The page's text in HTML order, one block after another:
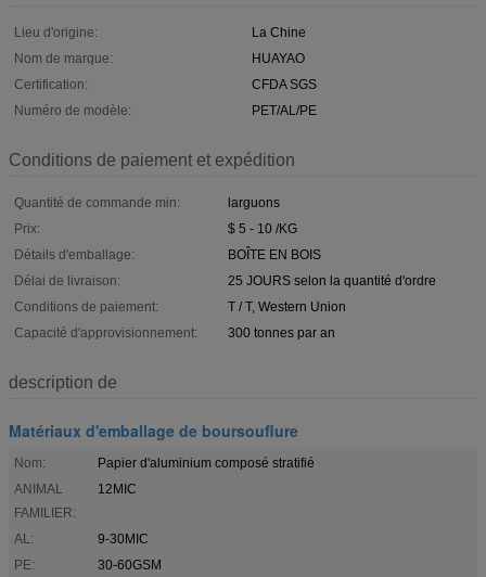
Lieu d'origine:
La Chine
Nom de marque:
HUAYAO
Certification:
CFDA SGS
Numéro de modèle:
PET/AL/PE
Conditions de paiement et expédition
Quantité de commande min:
larguons
Prix:
$ 5 - 10 /KG
Détails d'emballage:
BOÎTE EN BOIS
Délai de livraison:
25 JOURS selon la quantité d'ordre
Conditions de paiement:
T / T, Western Union
Capacité d'approvisionnement:
300 tonnes par an
description de
Matériaux d'emballage de boursouflure
Nom:
Papier d'aluminium composé stratifié
ANIMAL
FAMILIER:
12MIC
AL:
9-30MIC
PE:
30-60GSM